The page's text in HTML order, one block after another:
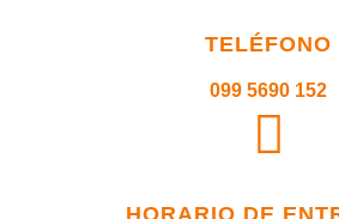
TELÉFONO
099 5690 152

HORARIO DE